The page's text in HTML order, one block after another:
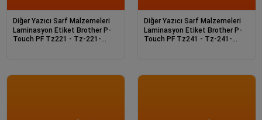
Diğer Yazıcı Sarf Malzemeleri
Laminasyon Etiket Brother P-
Touch PF Tz221 - Tz-221-
Diğer Yazıcı Sarf Malzemeleri
Laminasyon Etiket Brother P-
Touch PF Tz241 - Tz-241-